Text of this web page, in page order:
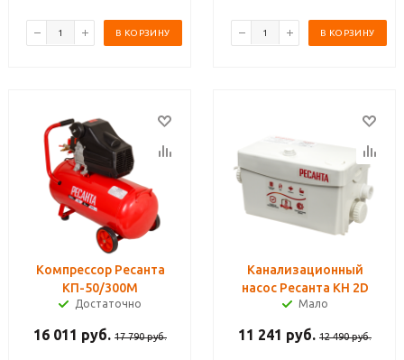
В КОРЗИНУ В КОРЗИНУ
Компрессор Ресанта
КП-50/300М
Достаточно
16 011 руб. 17 790руб.
Канализационный
насос Ресанта КН 2D
Мало
11 241 руб. 12 490руб.